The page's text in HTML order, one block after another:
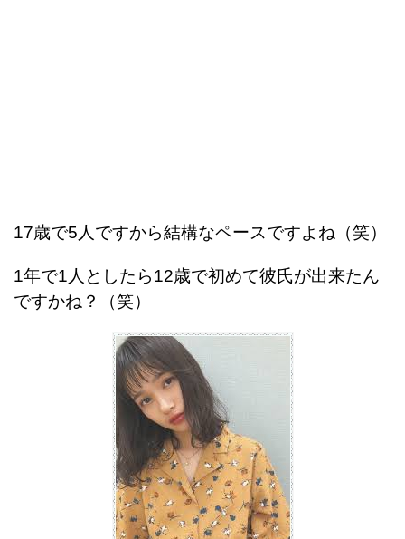
17歳で5人ですから結構なペースですよね（笑）
1年で1人としたら12歳で初めて彼氏が出来たん
ですかね？（笑）